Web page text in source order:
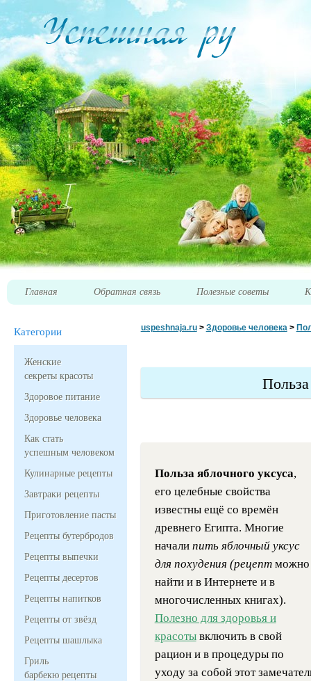
Главная Обратная связь Полезные советы
Категории
Женские
секреты красоты
Здоровое питание
Здоровье человека
Как стать
успешным человеком
Кулинарные рецепты
Завтраки рецепты
Приготовление пасты
Рецепты бутербродов
Рецепты выпечки
Рецепты десертов
Рецепты напитков
Рецепты от звёзд
Рецепты шашлыка
Гриль
барбекю рецепты
uspeshnaja.ru> Здоровье человека >
Польза
Польза яблочного уксуса,
его целебные свойства
известны ещё со времён
древнего Египта. Многие
начали пить яблочный уксус
для похудения (рецептможно
найти и в Интернете и в
многочисленных книгах).
Полезно для здоровья и
красотывключить в свой
рацион и в процедуры по
уходу за собой этот